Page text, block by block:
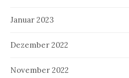
Januar 2023
Dezember 2022
November 2022